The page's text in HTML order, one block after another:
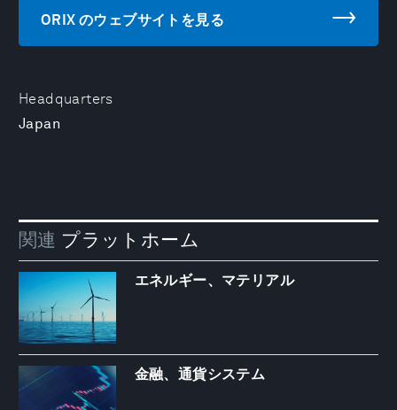
Headquarters
Japan
ORIX のウェブサイトを見る
関連 プラットホーム
エネルギー、マテリアル
金融、通貨システム